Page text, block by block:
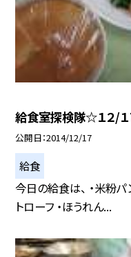
給食室探検隊☆１２/
公開日 2014/12/17
給食
今日の給食は、 ・米粉
トローフ ・ほうれん...